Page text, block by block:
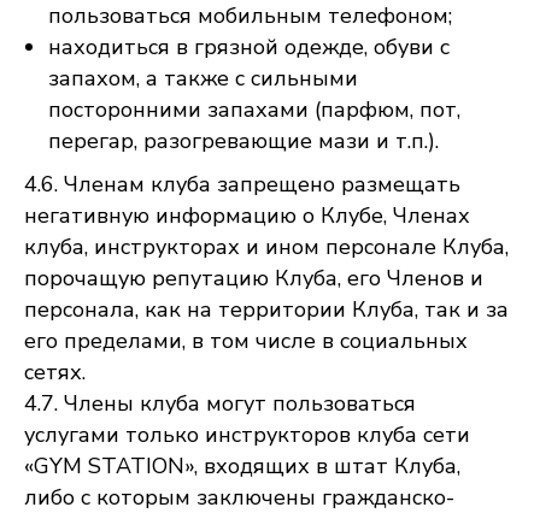
пользоваться мобильным телефоном;
находиться в грязной одежде, обуви с
запахом, а также с сильными
посторонними запахами (парфюм, пот,
перегар, разогревающие мази и т.п.).
4.6. Членам клуба запрещено размещать
негативную информацию о Клубе, Членах
клуба, инструкторах и ином персонале Клуба,
порочащую репутацию Клуба, его Членов и
персонала, как на территории Клуба, так и за
его пределами, в том числе в социальных
сетях.
4.7. Члены клуба могут пользоваться
услугами только инструкторов клуба сети
«GYM STATION», входящих в штат Клуба,
либо с которым заключены гражданско-